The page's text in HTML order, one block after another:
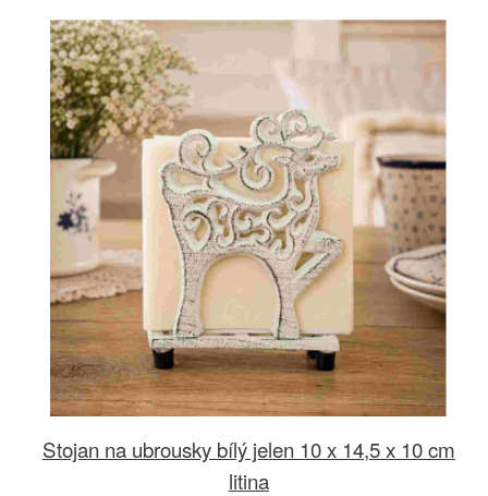
Stojan na ubrousky bílý jelen 10 x 14,5 x 10 cm
litina